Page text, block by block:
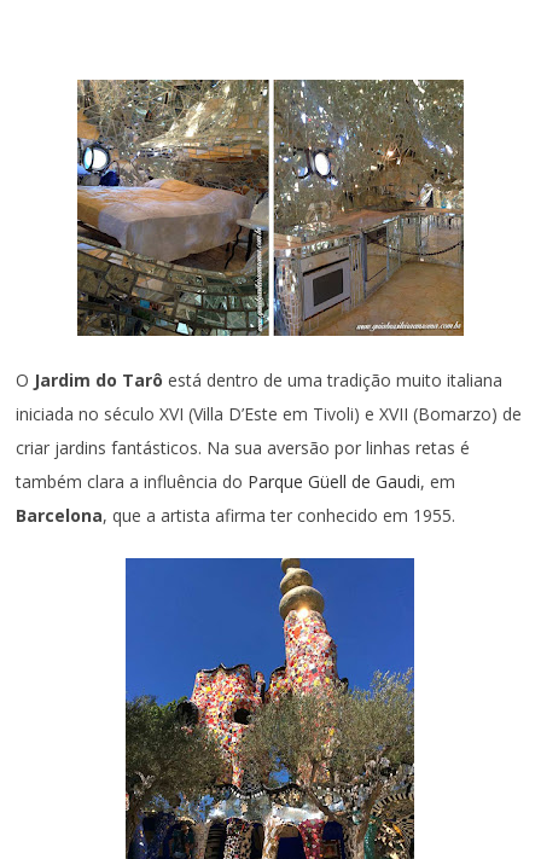
O Jardim do Tarô está dentro de uma tradição muito italiana
iniciada no século XVI (Villa D’Este em Tivoli) e XVII (Bomarzo) de
criar jardins fantásticos. Na sua aversão por linhas retas é
também clara a influência do Parque Güell de Gaudi, em
Barcelona, que a artista afirma ter conhecido em 1955.